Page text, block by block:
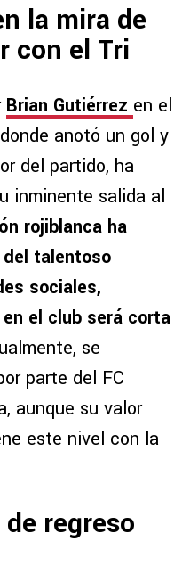
la mira de
con el Tri
Brian Gutiérrez en el
anotó un gol y
del partido, ha
inminente salida al
rojiblanca ha
talentoso
sociales,
el club será corta
se
parte del FC
aunque su valor
este nivel con la
regreso